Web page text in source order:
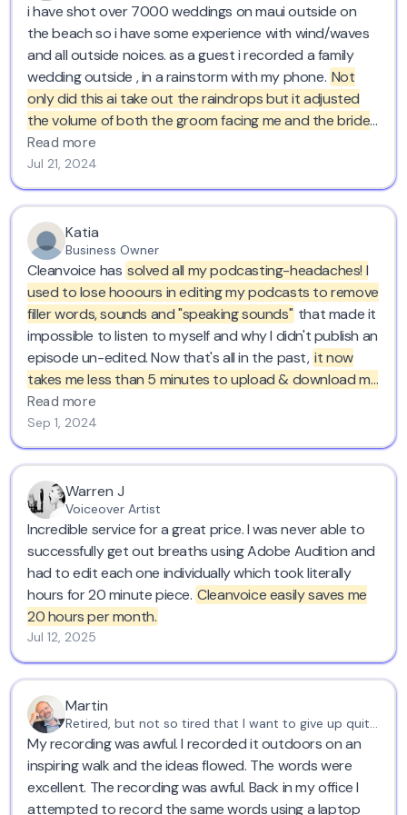
i have shot over 7000 weddings on maui outside on
the beach so i have some experience with wind/waves
and all outside noices. as a guest i recorded a family
wedding outside , in a rainstorm with my phone. Not
only did this ai take out the raindrops but it adjusted
the volume of both the groom facing me and the bride
facing away. where have you been for the last 20
years?thank you. love cleanvoice..
Read more
Jul 21, 2024
Katia
Business Owner
Cleanvoice has solved all my podcasting-headaches! I
used to lose hooours in editing my podcasts to remove
filler words, sounds and "speaking sounds" that made it
impossible to listen to myself and why I didn't publish an
episode un-edited. Now that's all in the past, it now
takes me less than 5 minutes to upload & download my
episode in Cleanvoice.
service! Kind regards from Belgium :)
Read more
Sep 1, 2024
Warren J
Voiceover Artist
Incredible service for a great price. I was never able to
successfully get out breaths using Adobe Audition and
had to edit each one individually which took literally
hours for 20 minute piece. Cleanvoice easily saves me
20 hours per month.
Jul 12, 2025
Martin
Retired, but not so tired that I want to give up quite yet
My recording was awful. I recorded it outdoors on an
inspiring walk and the ideas flowed. The words were
excellent. The recording was awful. Back in my office I
attempted to record the same words using a laptop